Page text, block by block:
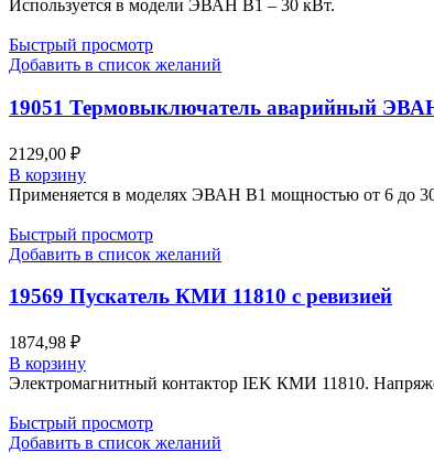
Используется в модели ЭВАН В1 – 30 кВт.
Быстрый просмотр
Добавить в список желаний
19051 Термовыключатель аварийный
2129,00 ₽
В корзину
Применяется в моделях ЭВАН В1 мощностью от 6 до
Быстрый просмотр
Добавить в список желаний
19569 Пускатель КМИ 11810 с ревизией
1874,98 ₽
В корзину
Электромагнитный контактор IEK КМИ 11810.
Быстрый просмотр
Добавить в список желаний